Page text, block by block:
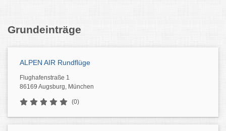
Grundeinträge
ALPEN AIR Rundflüge
Flughafenstraße 1
86169 Augsburg, München
(0)